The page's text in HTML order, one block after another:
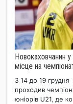
Новокаховчанин у
місце на
З 14 до 19 грудня
проходив
юніорів U21, де